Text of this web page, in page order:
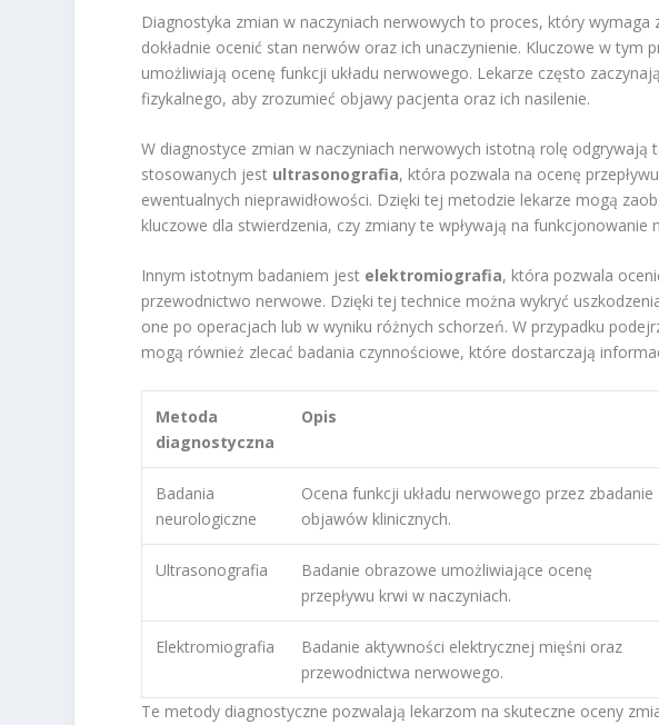
Diagnostyka zmian w naczyniach nerwowych to proces, który
dokładnie ocenić stan nerwów oraz ich unaczynienie. Kluczowe w tym
umożliwiają ocenę funkcji układu nerwowego. Lekarze często
fizykalnego, aby zrozumieć objawy pacjenta oraz ich nasilenie.
W diagnostyce zmian w naczyniach nerwowych istotną rolę odgrywają
stosowanych jest ultrasonografia, która pozwala na ocenę
ewentualnych nieprawidłowości. Dzięki tej metodzie lekarze mogą
kluczowe dla stwierdzenia, czy zmiany te wpływają na funkcjonowanie
Innym istotnym badaniem jest elektromiografia, która pozwala
przewodnictwo nerwowe. Dzięki tej technice można wykryć
one po operacjach lub w wyniku różnych schorzeń. W przypadku
mogą również zlecać badania czynnościowe, które dostarczają
Metoda
diagnostyczna
Opis
Badania
neurologiczne
Ocena funkcji układu nerwowego przez zbadanie
objawów klinicznych.
Ultrasonografia
Badanie obrazowe umożliwiające ocenę
przepływu krwi w naczyniach.
Elektromiografia
Badanie aktywności elektrycznej mięśni oraz
przewodnictwa nerwowego.
Te metody diagnostyczne pozwalają lekarzom na skuteczne oceny